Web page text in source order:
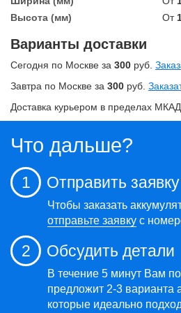
Высота (мм)
От
Варианты доставки
Сегодня по Москве за 300 руб.
Завтра по Москве за 300 руб.
Доставка курьером в пределах МКАД.
Что дальше?
1 Отправить заявку
Чтобы заказать
отправьте заявку с
2 Обсудить детали
В течение 5 минут Вам
предложит 2-3 варианта
которые идеально